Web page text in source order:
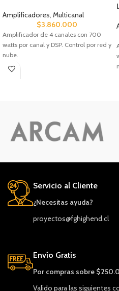
Amplificadores Multicanal
$3.860.000
Amplificador de 4 canales con 700
watts por canal y DSP. Control por red y
nube.
Servicio al Cliente
¿Necesitas ayuda?
proyectos@fghighend.cl
Envío Gratis
Por compras sobre
Valido para las siguientes